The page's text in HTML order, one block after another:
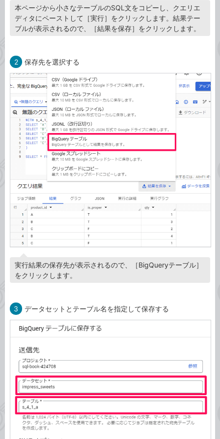
本ページから小さなテーブルのSQL文をコピーし、クエリエ
ディタにペーストして［実行］をクリックします。結果テー
ブルが表示されるので、［結果を保存］をクリックします。
2 保存先を選択する
実行結果の保存先が表示されるので、［BigQueryテーブル］
をクリックします。
3 データセットとテーブル名を指定して保存する